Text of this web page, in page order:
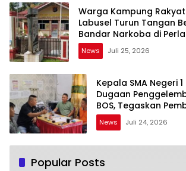
Warga Kampung
Labusel Turun Tangan
Bandar Narkoba di
News Juli 25, 2026
Kepala SMA Negeri
Dugaan
BOS, Tegaskan
Benar
News Juli 24, 2026
Popular Posts